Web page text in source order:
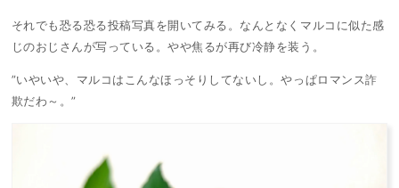
それでも恐る恐る投稿写真を開いてみる。なんとなくマルコに似た感
じのおじさんが写っている。やや焦るが再び冷静を装う。
”いやいや、マルコはこんなほっそりしてないし。やっぱロマンス詐
欺だわ～。”